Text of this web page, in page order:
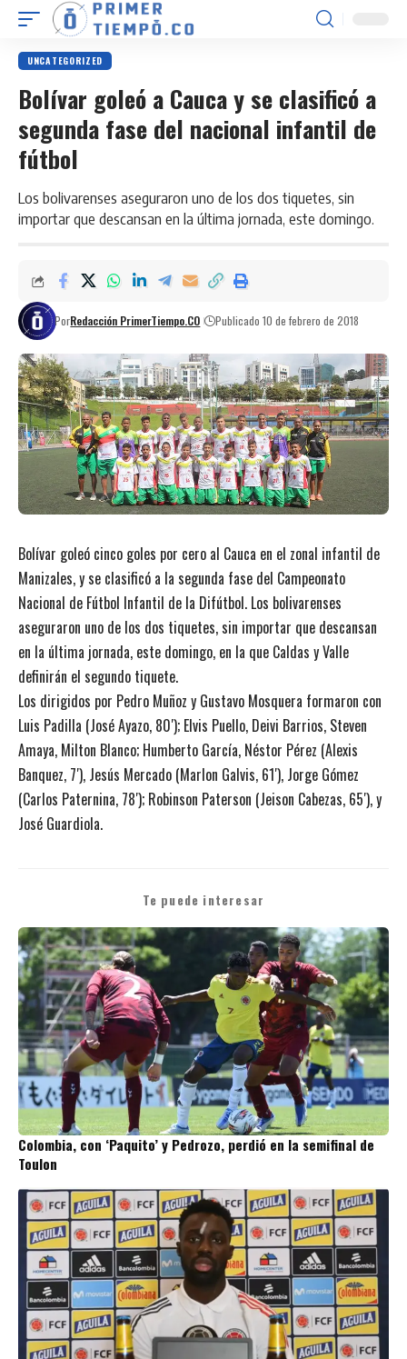
UNCATEGORIZED
Bolívar goleó a Cauca y se clasificó a
segunda fase del nacional infantil de
fútbol
Los bolivarenses aseguraron uno de los dos tiquetes, sin
importar que descansan en la última jornada, este domingo.
PorRedacción PrimerTiempo.CO Publicado 10 de febrero de 2018
Bolívar goleó cinco goles por cero al Cauca en el zonal infantil de
Manizales, y se clasificó a la segunda fase del Campeonato
Nacional de Fútbol Infantil de la Difútbol. Los bolivarenses
aseguraron uno de los dos tiquetes, sin importar que descansan
en la última jornada, este domingo, en la que Caldas y Valle
definirán el segundo tiquete.
Los dirigidos por Pedro Muñoz y Gustavo Mosquera formaron con
Luis Padilla (José Ayazo, 80′); Elvis Puello, Deivi Barrios, Steven
Amaya, Milton Blanco; Humberto García, Néstor Pérez (Alexis
Banquez, 7′), Jesús Mercado (Marlon Galvis, 61′), Jorge Gómez
(Carlos Paternina, 78′); Robinson Paterson (Jeison Cabezas, 65′), y
José Guardiola.
Te puede interesar
Colombia, con ‘Paquito’ y Pedrozo, perdió en la semifinal de
Toulon